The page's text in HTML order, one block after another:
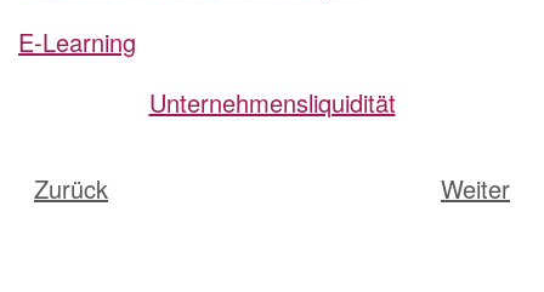
E-Learning
Unternehmensliquidität
Zurück Weiter